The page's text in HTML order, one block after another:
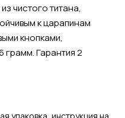
чистого титана,
к царапинам
кнопками,
грамм. Гарантия 2